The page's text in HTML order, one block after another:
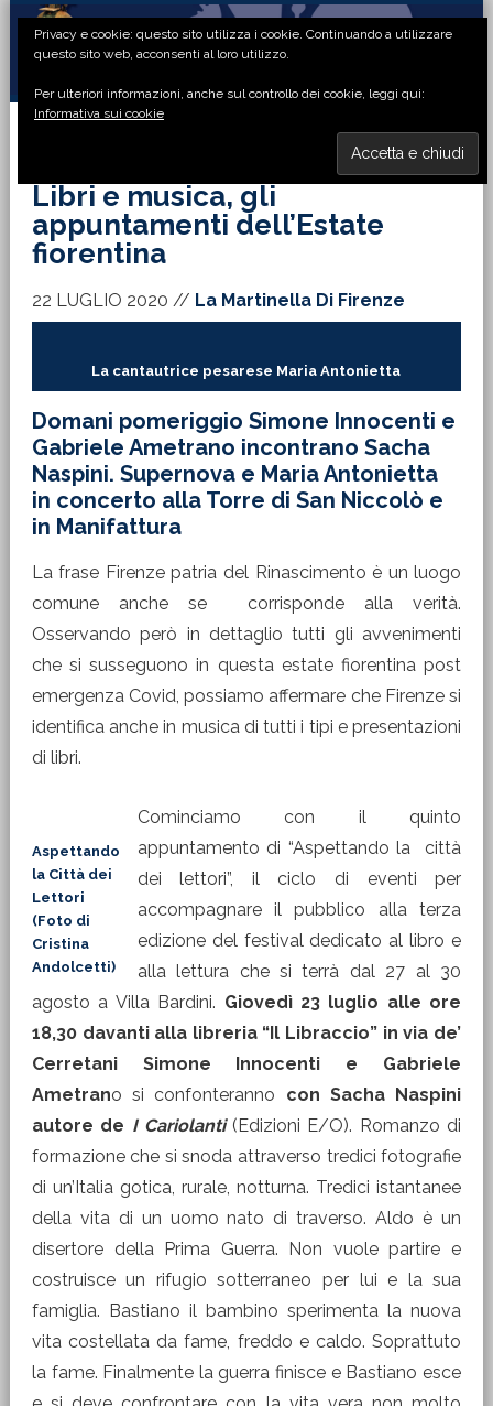
Passa
primaria
Passa
principale
Passa
laterale
Passa
di
Libri e musica, gli
appuntamenti dell’Estate
fiorentina
22 LUGLIO 2020 // La Martinella Di Firenze
La cantautrice pesarese Maria Antonietta
Domani pomeriggio Simone Innocenti e
Gabriele Ametrano incontrano Sacha
Naspini. Supernova e Maria Antonietta
in concerto alla Torre di San Niccolò e
in Manifattura
La frase Firenze patria del Rinascimento è un luogo
comune anche se corrisponde alla verità.
Osservando però in dettaglio tutti gli avvenimenti
che si susseguono in questa estate fiorentina post
emergenza Covid, possiamo affermare che Firenze si
identifica anche in musica di tutti i tipi e presentazioni
di libri.
Aspettando
la Città dei
Lettori
(Foto di
Cristina
Andolcetti)
Cominciamo con il quinto
appuntamento di “Aspettando la città
dei lettori”, il ciclo di eventi per
accompagnare il pubblico alla terza
edizione del festival dedicato al libro e
alla lettura che si terrà dal 27 al 30
agosto a Villa Bardini. Giovedì 23 luglio alle ore
18,30 davanti alla libreria “Il Libraccio” in via de’
Cerretani Simone Innocenti e Gabriele
Ametrano si confonteranno con Sacha Naspini
autore de I Cariolanti (Edizioni E/O). Romanzo di
formazione che si snoda attraverso tredici fotografie
di un’Italia gotica, rurale, notturna. Tredici istantanee
della vita di un uomo nato di traverso. Aldo è un
disertore della Prima Guerra. Non vuole partire e
costruisce un rifugio sotterraneo per lui e la sua
famiglia. Bastiano il bambino sperimenta la nuova
vita costellata da fame, freddo e caldo. Soprattuto
la fame. Finalmente la guerra finisce e Bastiano esce
Privacy e cookie: questo sito utilizza i cookie. Continuando a utilizzare
questo sito web, acconsenti al loro utilizzo.
Per ulteriori informazioni, anche sul controllo dei cookie, leggi qui:
Informativa sui cookie